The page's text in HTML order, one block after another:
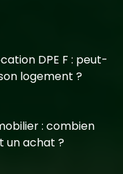
DPE F : peut-
logement ?
: combien
un achat ?